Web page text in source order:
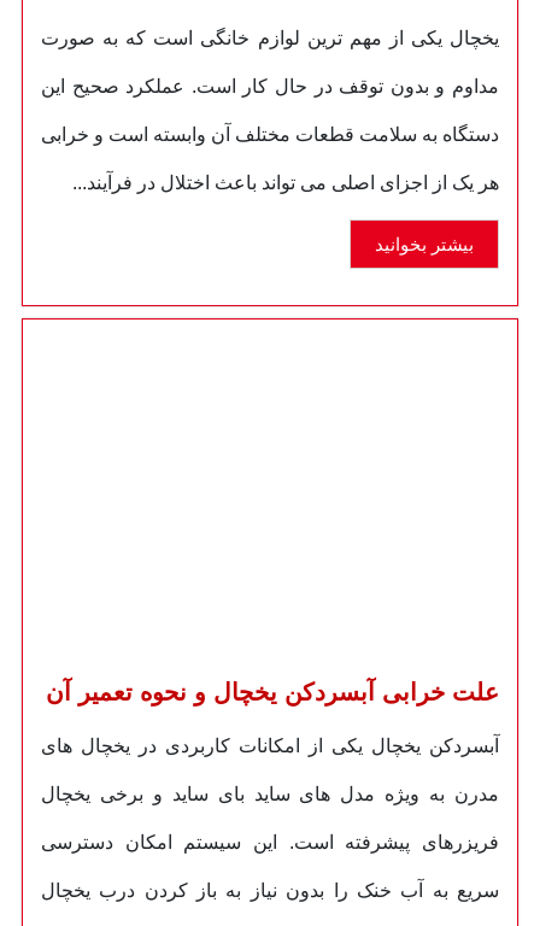
یخچال یکی از مهم ترین لوازم خانگی است که به صورت
مداوم و بدون توقف در حال کار است. عملکرد صحیح این
دستگاه به سلامت قطعات مختلف آن وابسته است و خرابی
هر یک از اجزای اصلی می تواند باعث اختلال در فرآیند...
بیشتر بخوانید
علت خرابی آبسردکن یخچال و نحوه تعمیر آن
آبسردکن یخچال یکی از امکانات کاربردی در یخچال های
مدرن به ویژه مدل های ساید بای ساید و برخی یخچال
فریزرهای پیشرفته است. این سیستم امکان دسترسی
سریع به آب خنک را بدون نیاز به باز کردن درب یخچال